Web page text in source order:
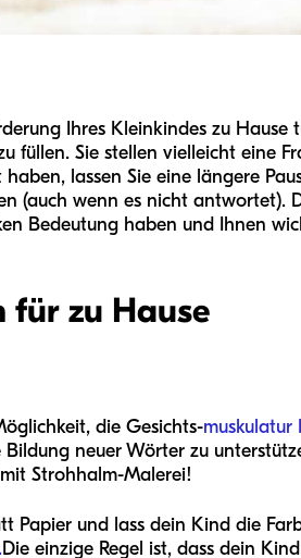
Ihres Kleinkindes zu
füllen. Sie stellen vielleicht eine
lassen Sie eine längere
(auch wenn es nicht antwortet).
Bedeutung haben und Ihnen
für zu Hause
die Gesichts-muskulatur
neuer Wörter zu
Strohhalm-Malerei!
und lass dein Kind die
Die einzige Regel ist, dass dein